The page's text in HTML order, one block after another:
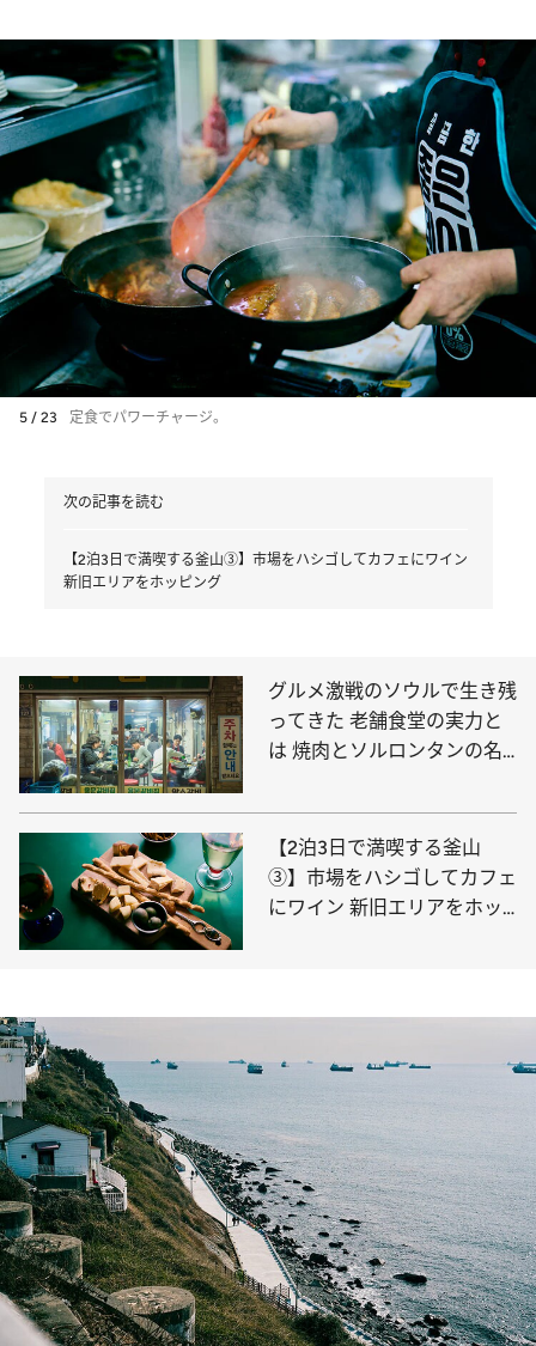
5 / 23 定食でパワーチャージ。
次の記事を読む
【2泊3日で満喫する釜山③】市場をハシゴしてカフェにワイン
新旧エリアをホッピング
グルメ激戦のソウルで生き残
ってきた 老舗食堂の実力と
は 焼肉とソルロンタンの名
【2泊3日で満喫する釜山
③】市場をハシゴしてカフェ
にワイン 新旧エリアをホッ